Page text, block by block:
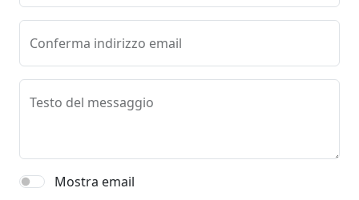
Conferma indirizzo email
Testo del messaggio
Mostra email